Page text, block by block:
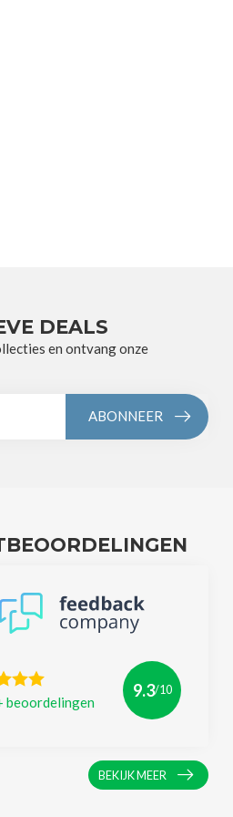
DEALS
en ontvang onze
ABONNEER
beoordelingen
9.3/10
BEKIJK MEER